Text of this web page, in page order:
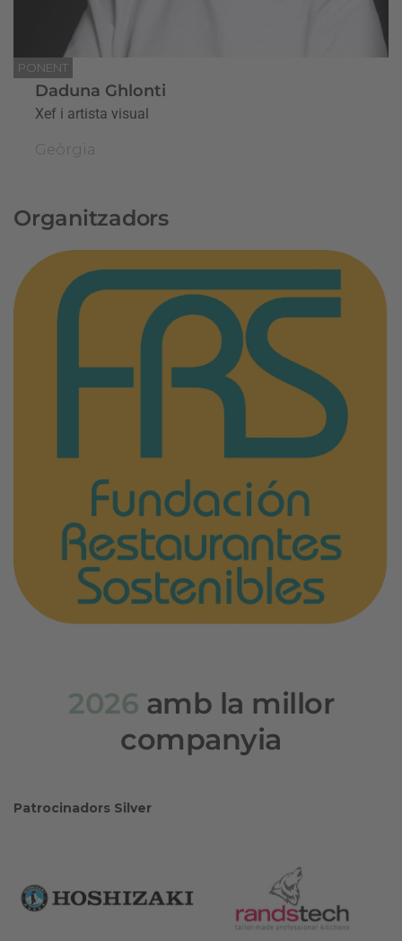
PONENT
Daduna Ghlonti
Xef i artista visual
Geòrgia
Organitzadors
2026 amb la millor
companyia
Patrocinadors Silver